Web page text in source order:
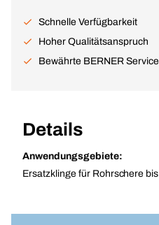
Schnelle Verfügbarkeit
Hoher Qualitätsanspruch
Bewährte BERNER
Details
Anwendungsgebiete:
Ersatzklinge für Rohrschere